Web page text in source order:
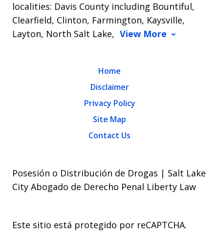
localities: Davis County including Bountiful,
Clearfield, Clinton, Farmington, Kaysville,
Layton, North Salt Lake, View More
Home
Disclaimer
Privacy Policy
Site Map
Contact Us
Posesión o Distribución de Drogas | Salt Lake
City Abogado de Derecho Penal Liberty Law
Este sitio está protegido por reCAPTCHA.